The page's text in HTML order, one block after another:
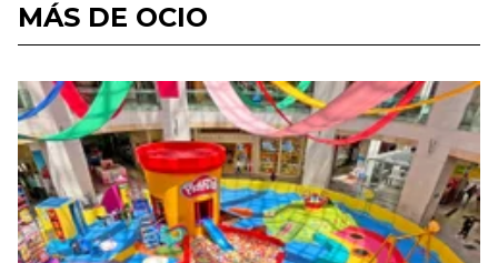
MÁS DE OCIO